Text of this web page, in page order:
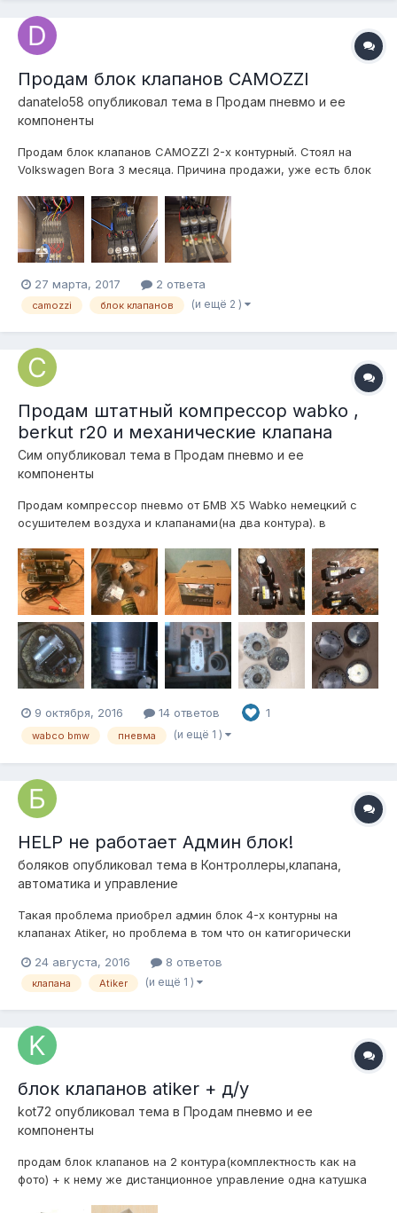
Продам блок клапанов CAMOZZI
danatelo58 опубликовал тема в Продам пневмо и ее
компоненты
Продам блок клапанов CAMOZZI 2-х контурный. Стоял на
Volkswagen Bora 3 месяца. Причина продажи, уже есть блок
27 марта, 2017 2 ответа
camozzi блок клапанов (и ещё 2 )
Продам штатный компрессор wabko ,
berkut r20 и механические клапана
Сим опубликовал тема в Продам пневмо и ее
компоненты
Продам компрессор пневмо от БМВ X5 Wabko немецкий с
осушителем воздуха и клапанами(на два контура). в
отменно и почти бесшумно, 6000 руб. кланана механические,
без фитингов, один клапан-один контур, 2000 руб пара.
брекеты на полукомплект рубена 1...
9 октября, 2016 14 ответов 1
wabco bmw пневма (и ещё 1 )
HELP не работает Админ блок!
боляков опубликовал тема в Контроллеры,клапана,
автоматика и управление
Такая проблема приобрел админ блок 4-х контурны на
клапанах Atiker, но проблема в том что он катигорически
щелкают, как только начьнеше накачивать воздух то они
отказываются работать! до 2-х атм работают все от 2-х до 4-
24 августа, 2016 8 ответов
клапана Atiker (и ещё 1 )
блок клапанов atiker + д/у
kot72 опубликовал тема в Продам пневмо и ее
компоненты
продам блок клапанов на 2 контура(комплектность как на
фото) + к нему же дистанционное управление одна катушка